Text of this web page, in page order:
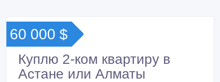
60 000 $
Куплю 2-ком квартиру в
Астане или Алматы